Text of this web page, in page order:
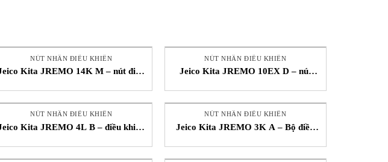
NÚT NHẤN ĐIỀU KHIỂN
Kita JREMO 14K M – nút điều
NÚT NHẤN ĐIỀU KHIỂN
Jeico Kita JREMO 10EX D – nút
Vietnam
NÚT NHẤN ĐIỀU KHIỂN
Kita JREMO 4L B – điều khiển
NÚT NHẤN ĐIỀU KHIỂN
Jeico Kita JREMO 3K A – Bộ điều